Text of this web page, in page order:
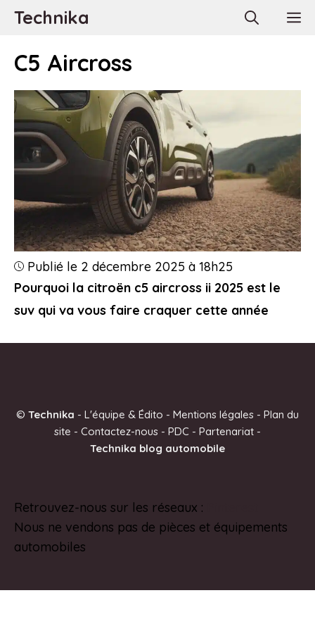
AllerTechnika
C5 Aircross
Pourquoi la citroën c5 aircross ii 2025 est le
suv qui va vous faire craquer cette année
Publié le 2 décembre 2025 à 18h25
© Technika - L'équipe & Édito - Mentions légales - Plan du
site - Contactez-nous - PDC - Partenariat -
Technika blog automobile
Retrouvez-nous sur les réseaux :
Nous ne vendons pas de pièces et équipements
automobiles